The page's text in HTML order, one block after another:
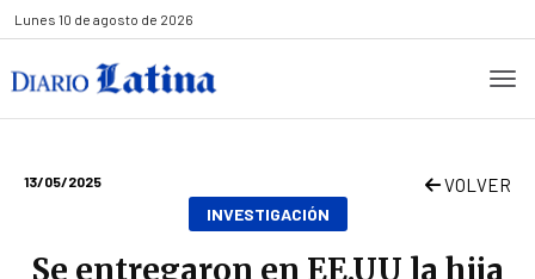
Lunes 10 de agosto de 2026
13/05/2025 VOLVER
INVESTIGACIÓN
Se entregaron en EE.UU la hija